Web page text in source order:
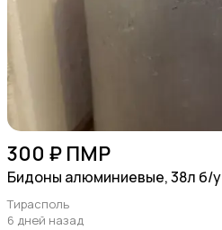
300 ₽ ПМР
Бидоны алюминиевые, 38л б/у
Тирасполь
6 дней назад